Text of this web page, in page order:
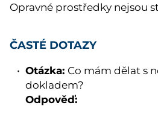
Opravné prostředky nejsou
ČASTÉ DOTAZY
Otázka: Co mám dělat s
dokladem?
Odpověď: